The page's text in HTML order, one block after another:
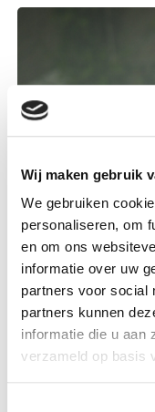
Wij maken gebruik
We gebruiken
personaliseren, om
en om ons
informatie over uw
partners voor social
partners kunnen
informatie die u aan
verzameld op basis